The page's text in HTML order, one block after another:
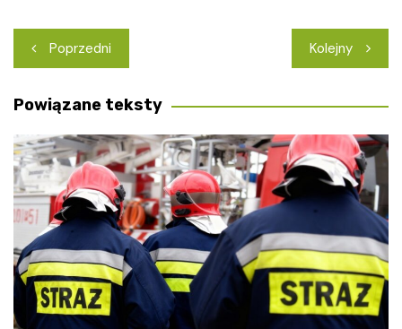
Nawigacja
wpisu
Poprzedni Kolejny
Powiązane teksty